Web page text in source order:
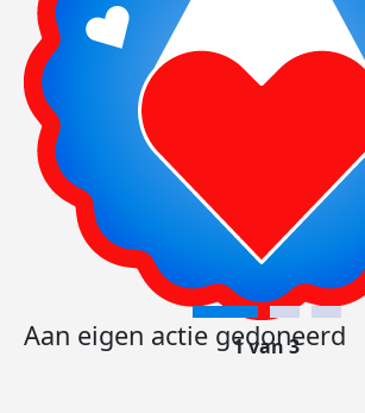
Aan eigen actie gedoneerd
1 van 3